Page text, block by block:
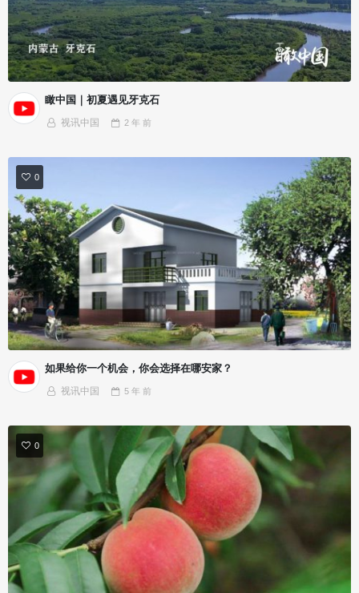
瞰中国｜初夏遇见牙克石
视讯中国 2 年 前
0
如果给你一个机会，你会选择在哪安家？
视讯中国 5 年 前
0